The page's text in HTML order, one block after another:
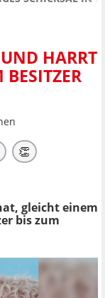
HARRT
👏
gleicht einem
bis zum